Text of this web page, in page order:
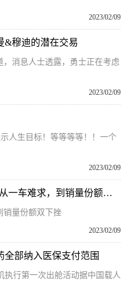
2023/02/09
&穆迪的潜在交易
，消息人士透露，勇士正在考虑
2023/02/09
人生目标！等等等等！！一个
2023/02/09
世界快报:合资品牌“解困”之一 从一车难求，到销量份额双下挫
销量份额双下挫
2023/02/09
全部纳入医保支付范围
执行第一次出舱活动据中国载人